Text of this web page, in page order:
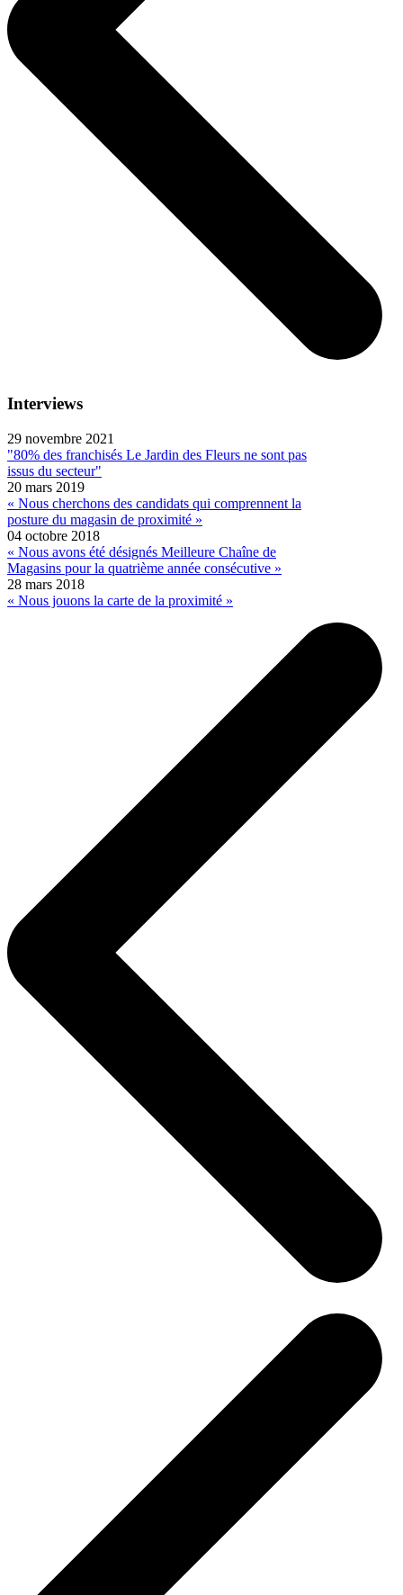
Interviews
29 novembre 2021
"80% des franchisés Le Jardin des Fleurs ne sont pas
issus du secteur"
20 mars 2019
« Nous cherchons des candidats qui comprennent la
posture du magasin de proximité »
04 octobre 2018
« Nous avons été désignés Meilleure Chaîne de
Magasins pour la quatrième année consécutive »
28 mars 2018
« Nous jouons la carte de la proximité »